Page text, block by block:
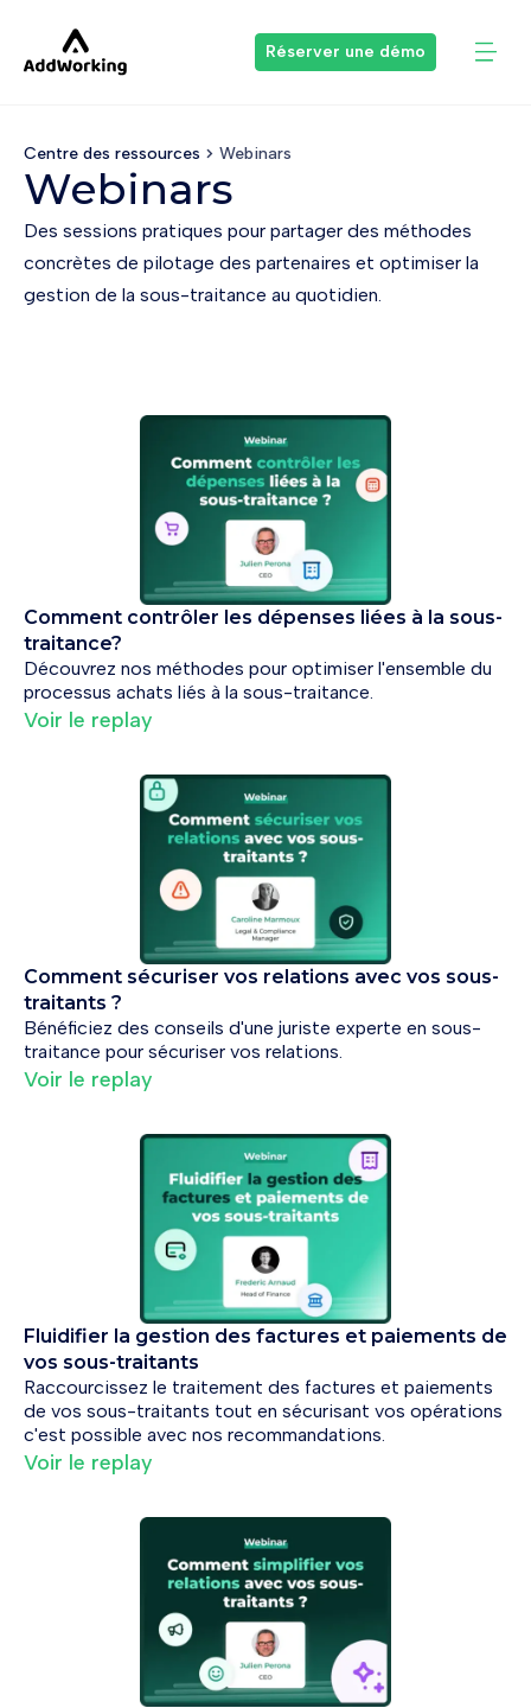
Réserver une démo
Centre des ressources Webinars
Webinars
Des sessions pratiques pour partager des méthodes
concrètes de pilotage des partenaires et optimiser la
gestion de la sous-traitance au quotidien.
Comment contrôler les dépenses liées à la sous-
traitance?
Découvrez nos méthodes pour optimiser l'ensemble du
processus achats liés à la sous-traitance.
Voir le replay
Comment sécuriser vos relations avec vos sous-
traitants ?
Bénéficiez des conseils d'une juriste experte en sous-
traitance pour sécuriser vos relations.
Voir le replay
Fluidifier la gestion des factures et paiements de
vos sous-traitants
Raccourcissez le traitement des factures et paiements
de vos sous-traitants tout en sécurisant vos opérations
c'est possible avec nos recommandations.
Voir le replay